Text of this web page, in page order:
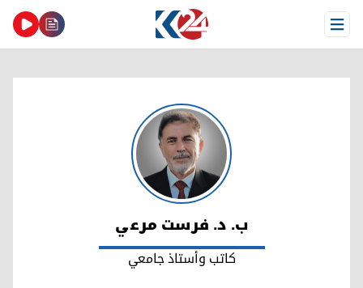
Open Menu
ب. د. فرست مرعي
ب. د. فرست مرعي
كاتب وأستاذ جامعي